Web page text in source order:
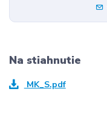
Na stiahnutie
MK_S.pdf